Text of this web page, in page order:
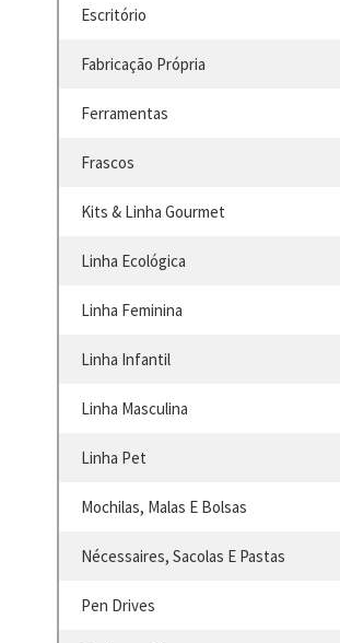
Escritório
Fabricação Própria
Ferramentas
Frascos
Kits & Linha Gourmet
Linha Ecológica
Linha Feminina
Linha Infantil
Linha Masculina
Linha Pet
Mochilas, Malas E Bolsas
Nécessaires, Sacolas E Pastas
Pen Drives